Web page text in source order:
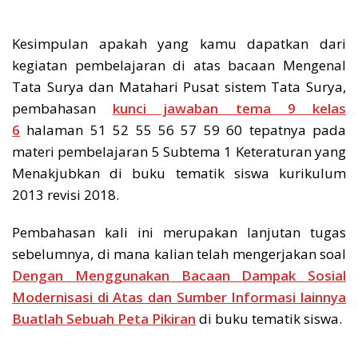
Kesimpulan apakah yang kamu dapatkan dari
kegiatan pembelajaran di atas bacaan Mengenal
Tata Surya dan Matahari Pusat sistem Tata Surya,
pembahasan kunci jawaban tema 9 kelas
6 halaman 51 52 55 56 57 59 60 tepatnya pada
materi pembelajaran 5 Subtema 1 Keteraturan yang
Menakjubkan di buku tematik siswa kurikulum
2013 revisi 2018.
Pembahasan kali ini merupakan lanjutan tugas
sebelumnya, di mana kalian telah mengerjakan soal
Dengan Menggunakan Bacaan Dampak Sosial
Modernisasi di Atas dan Sumber Informasi lainnya
Buatlah Sebuah Peta Pikiran di buku tematik siswa.